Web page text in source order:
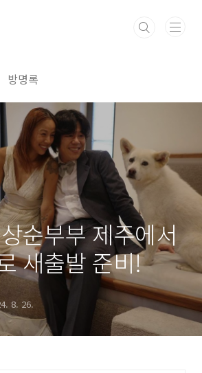
방명록
순부부 제주에서
새출발 준비!
8. 26.